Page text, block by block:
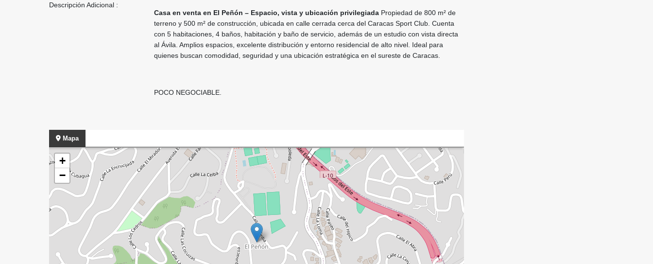
Descripción Adicional :
Casa en venta en El Peñón – Espacio, vista y ubicación privilegiada Propiedad de 800 m² de
terreno y 500 m² de construcción, ubicada en calle cerrada cerca del Caracas Sport Club. Cuenta
con 5 habitaciones, 4 baños, habitación y baño de servicio, además de un estudio con vista directa
al Ávila. Amplios espacios, excelente distribución y entorno residencial de alto nivel. Ideal para
quienes buscan comodidad, seguridad y una ubicación estratégica en el sureste de Caracas.
POCO NEGOCIABLE.
Mapa
+
−